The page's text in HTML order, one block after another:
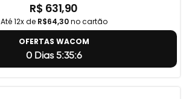
R$ 631,90
Até 12x de R$64,30no cartão
OFERTAS WACOM
0 Dias 5:35:5